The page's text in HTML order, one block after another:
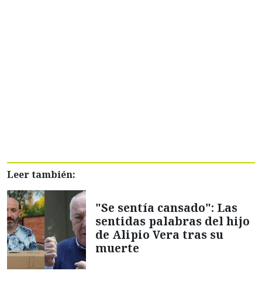
Leer también:
"Se sentía cansado": Las
sentidas palabras del hijo
de Alipio Vera tras su
muerte